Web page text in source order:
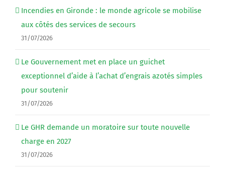
Incendies en Gironde : le monde agricole se mobilise
aux côtés des services de secours
31/07/2026
Le Gouvernement met en place un guichet
exceptionnel d’aide à l’achat d’engrais azotés simples
pour soutenir
31/07/2026
Le GHR demande un moratoire sur toute nouvelle
charge en 2027
31/07/2026